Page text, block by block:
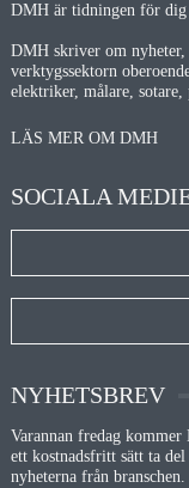
DMH är tidningen för dig
DMH skriver om nyheter,
verktygssektorn
elektriker, målare, sotare,
LÄS MER OM DMH
SOCIALA
NYHETSBREV
Varannan fredag
ett kostnadsfritt sätt ta
nyheterna från branschen.